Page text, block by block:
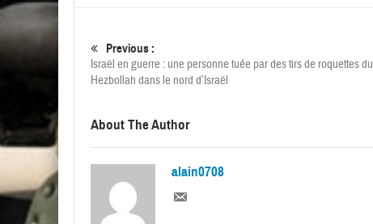
Previous :
Israël en guerre : une personne tuée par des tirs de roquettes du
Hezbollah dans le nord d’Israël
About The Author
alain0708